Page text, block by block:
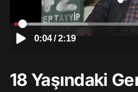
0:04/2:19
18 Yaşındaki